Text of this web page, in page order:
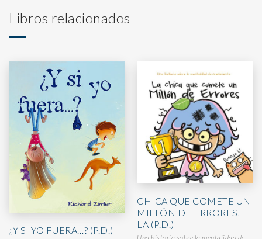
Libros relacionados
¿Y SI YO FUERA…? (P.D.)
CHICA QUE COMETE UN
MILLÓN DE ERRORES,
LA (P.D.)